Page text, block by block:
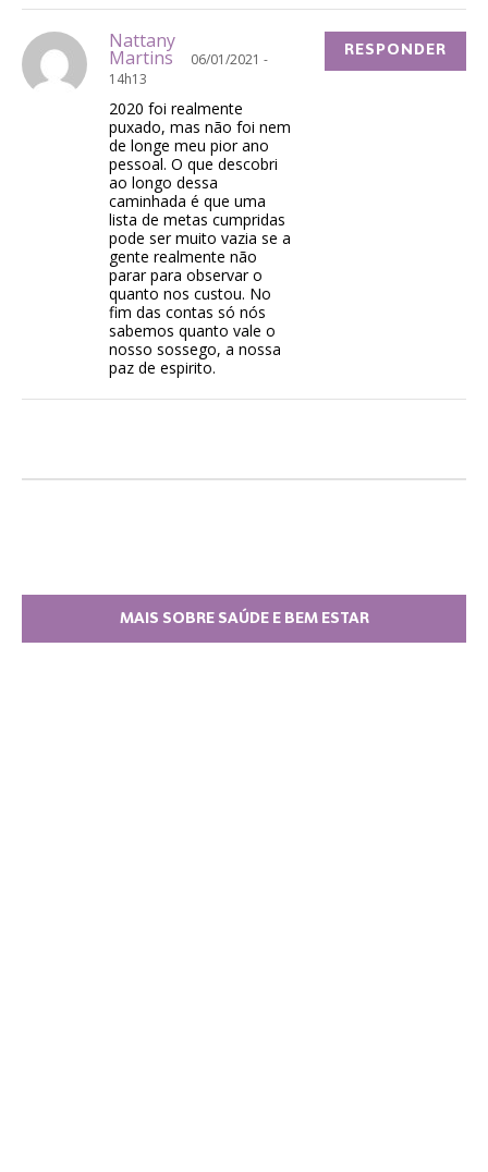
Nattany
Martins
06/01/2021 -
14h13
2020 foi realmente
puxado, mas não foi nem
de longe meu pior ano
pessoal. O que descobri
ao longo dessa
caminhada é que uma
lista de metas cumpridas
pode ser muito vazia se a
gente realmente não
parar para observar o
quanto nos custou. No
fim das contas só nós
sabemos quanto vale o
nosso sossego, a nossa
paz de espirito.
RESPONDER
MAIS SOBRE SAÚDE E BEM ESTAR